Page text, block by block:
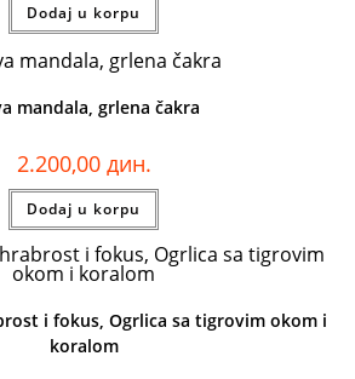
Dodaj u korpu
mandala, grlena čakra
2.200,00 дин.
Dodaj u korpu
i fokus, Ogrlica sa tigrovim okom i
koralom